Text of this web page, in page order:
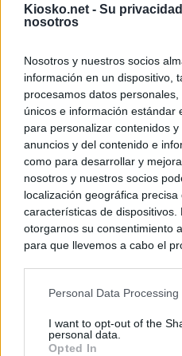
Kiosko.net - Su
nosotros
Nosotros y nuestros socios
información en un dispositivo,
procesamos datos
únicos e información estándar
para personalizar contenidos
anuncios y del contenido e
como para desarrollar y
nosotros y nuestros socios
localización geográfica
características de dispositivos.
otorgarnos su consentimiento
para que llevemos a cabo el
negar su consentimiento.
de su consentimiento, pero
rechazar tal procesamiento.
Personal Data
I want to opt-out of the
personal data.
Opted In